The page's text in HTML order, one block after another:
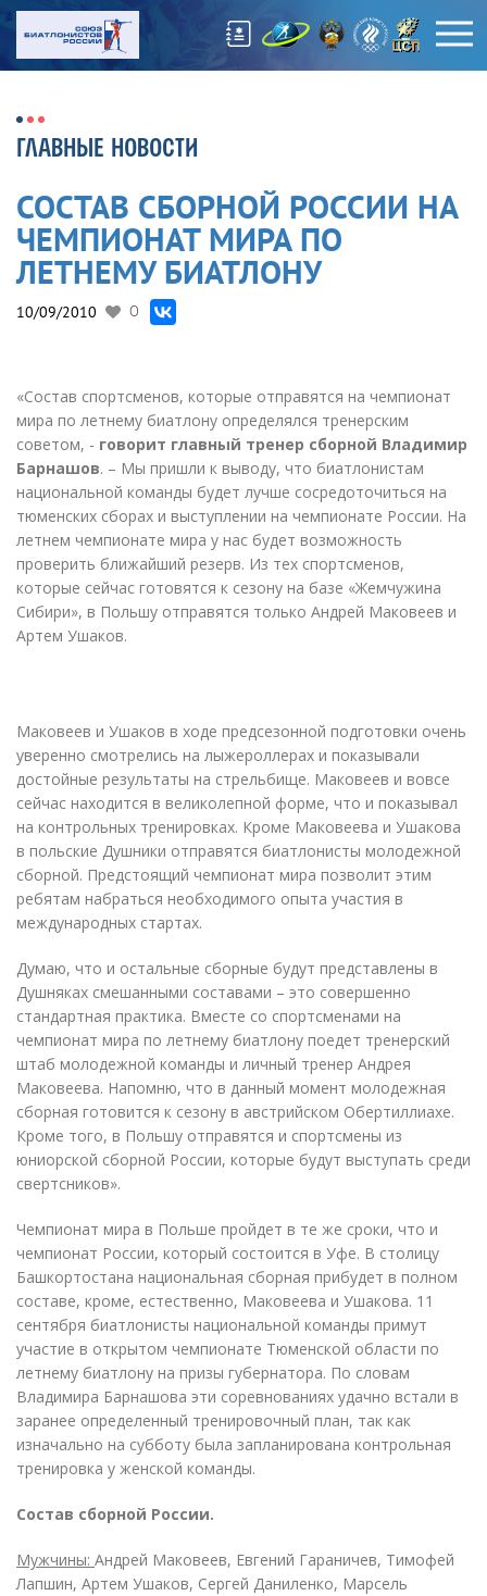
ГЛАВНЫЕ НОВОСТИ
СОСТАВ СБОРНОЙ РОССИИ НА
ЧЕМПИОНАТ МИРА ПО
ЛЕТНЕМУ БИАТЛОНУ
10/09/2010 0
«Состав спортсменов, которые отправятся на чемпионат
мира по летнему биатлону определялся тренерским
советом, - говорит главный тренер сборной Владимир
Барнашов. – Мы пришли к выводу, что биатлонистам
национальной команды будет лучше сосредоточиться на
тюменских сборах и выступлении на чемпионате России. На
летнем чемпионате мира у нас будет возможность
проверить ближайший резерв. Из тех спортсменов,
которые сейчас готовятся к сезону на базе «Жемчужина
Сибири», в Польшу отправятся только Андрей Маковеев и
Артем Ушаков.
Маковеев и Ушаков в ходе предсезонной подготовки очень
уверенно смотрелись на лыжероллерах и показывали
достойные результаты на стрельбище. Маковеев и вовсе
сейчас находится в великолепной форме, что и показывал
на контрольных тренировках. Кроме Маковеева и Ушакова
в польские Душники отправятся биатлонисты молодежной
сборной. Предстоящий чемпионат мира позволит этим
ребятам набраться необходимого опыта участия в
международных стартах.
Думаю, что и остальные сборные будут представлены в
Душняках смешанными составами – это совершенно
стандартная практика. Вместе со спортсменами на
чемпионат мира по летнему биатлону поедет тренерский
штаб молодежной команды и личный тренер Андрея
Маковеева. Напомню, что в данный момент молодежная
сборная готовится к сезону в австрийском Обертиллиахе.
Кроме того, в Польшу отправятся и спортсмены из
юниорской сборной России, которые будут выступать среди
свертсников».
Чемпионат мира в Польше пройдет в те же сроки, что и
чемпионат России, который состоится в Уфе. В столицу
Башкортостана национальная сборная прибудет в полном
составе, кроме, естественно, Маковеева и Ушакова. 11
сентября биатлонисты национальной команды примут
участие в открытом чемпионате Тюменской области по
летнему биатлону на призы губернатора. По словам
Владимира Барнашова эти соревнованиях удачно встали в
заранее определенный тренировочный план, так как
изначально на субботу была запланирована контрольная
тренировка у женской команды.
Состав сборной России.
Мужчины: Андрей Маковеев, Евгений Гараничев, Тимофей
Лапшин, Артем Ушаков, Сергей Даниленко, Марсель